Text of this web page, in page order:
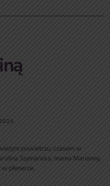
powietrzu, czasem w
Szymańska, mama Marianny,
w plenerze.